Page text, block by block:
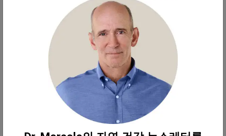
앉아서 하는 종아리 스트레칭
벨트로 하는 스트레칭
족저근막염을 위한 '기적의 치료에 가장 가
까운 방법'인 충격파 치료
치료에 내성이 있어 완고한 경우 수술이 권장되는 경
우도 있지만, 체외 충격파 치료가 훨씬 더 바람직한